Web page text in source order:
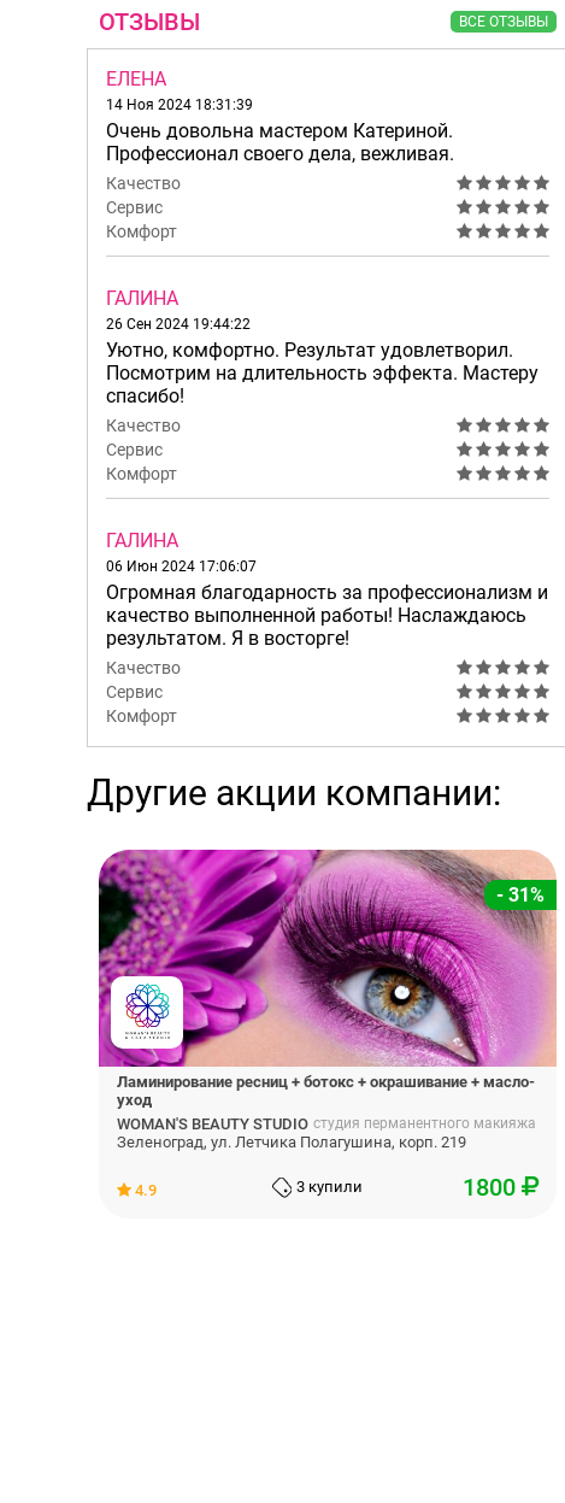
ОТЗЫВЫ ВСЕ ОТЗЫВЫ
ЕЛЕНА
14 Ноя 2024 18:31:39
Очень довольна мастером Катериной.
Профессионал своего дела, вежливая.
Качество
Сервис
Комфорт
ГАЛИНА
26 Сен 2024 19:44:22
Уютно, комфортно. Результат удовлетворил.
Посмотрим на длительность эффекта. Мастеру
спасибо!
Качество
Сервис
Комфорт
ГАЛИНА
06 Июн 2024 17:06:07
Огромная благодарность за профессионализм и
качество выполненной работы! Наслаждаюсь
результатом. Я в восторге!
Качество
Сервис
Комфорт
Другие акции компании:
- 31%
Ламинирование ресниц + ботокс + окрашивание + масло-
уход
WOMAN'S BEAUTY STUDIO студия перманентного макияжа
Зеленоград, ул. Летчика Полагушина, корп. 219
4.9 3 купили 1800